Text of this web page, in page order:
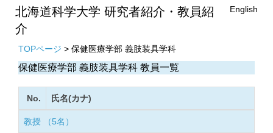
北海道科学大学 研究者紹介・教員紹
介
English
TOPページ > 保健医療学部 義肢装具学科
保健医療学部 義肢装具学科 教員一覧
No. 氏名(カナ)
教授 （5名）